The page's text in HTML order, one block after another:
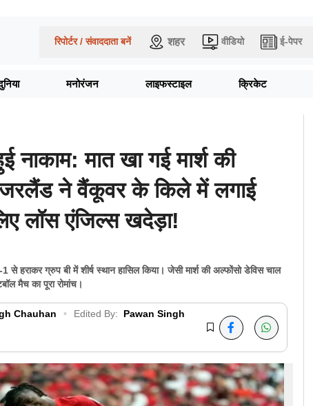
रिपोर्टर / संवाददाता बनें शहर वीडियो ई-पेपर
मनोरंजन लाइफस्टाइल क्रिकेट
नाकाम: मात खा गई मार्श की
ने वैंकूवर के किले में लगाई
लॉस एंजिल्स खदेड़ा!
हराकर ग्रुप बी में शीर्ष स्थान हासिल किया। जेसी मार्श की अल्फोंसो डेविस चाल
मैच का पूरा रोमांच।
Chauhan • Edited By:
Pawan Singh